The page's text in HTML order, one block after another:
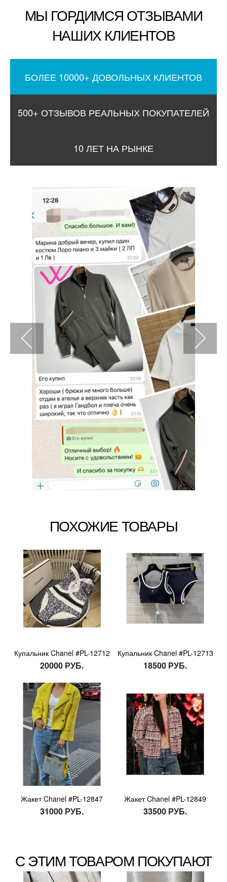
МЫ ГОРДИМСЯ ОТЗЫВАМИ
НАШИХ КЛИЕНТОВ
БОЛЕЕ 10000+ ДОВОЛЬНЫХ КЛИЕНТОВ
500+ ОТЗЫВОВ РЕАЛЬНЫХ ПОКУПАТЕЛЕЙ
10 ЛЕТ НА РЫНКЕ
ПОХОЖИЕ ТОВАРЫ
Купальник Chanel #PL-12712
20000 РУБ.
Купальник Chanel #PL-12713
18500 РУБ.
Жакет Chanel #PL-12847
31000 РУБ.
Жакет Chanel #PL-12849
33500 РУБ.
С ЭТИМ ТОВАРОМ ПОКУПАЮТ